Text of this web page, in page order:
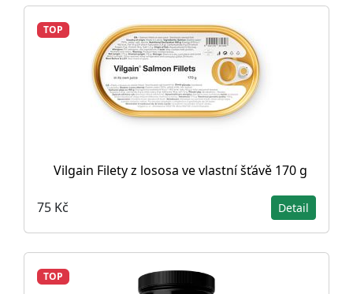
TOP
Vilgain Filety z lososa ve vlastní šťávě 170 g
75 Kč Detail
TOP